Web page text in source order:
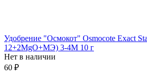
Удобрение "Осмокот" Osmocote Exact
12+2МgO+MЭ) 3-4М 10 г
Нет в наличии
60 ₽